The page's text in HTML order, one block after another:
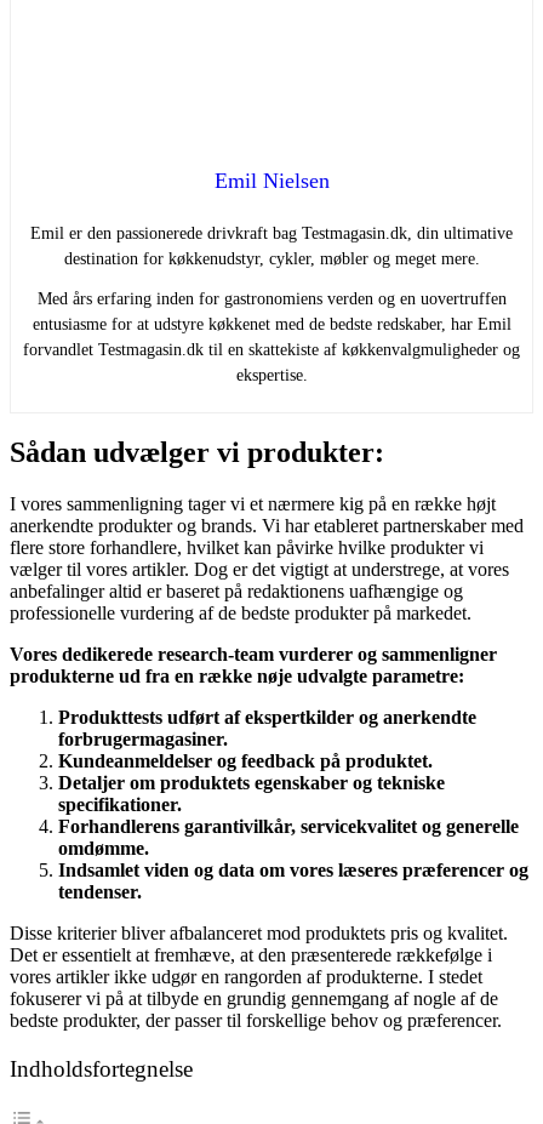
Emil Nielsen
Emil er den passionerede drivkraft bag Testmagasin.dk, din ultimative
destination for køkkenudstyr, cykler, møbler og meget mere.
Med års erfaring inden for gastronomiens verden og en uovertruffen
entusiasme for at udstyre køkkenet med de bedste redskaber, har Emil
forvandlet Testmagasin.dk til en skattekiste af køkkenvalgmuligheder og
ekspertise.
Sådan udvælger vi produkter:
I vores sammenligning tager vi et nærmere kig på en række højt
anerkendte produkter og brands. Vi har etableret partnerskaber med
flere store forhandlere, hvilket kan påvirke hvilke produkter vi
vælger til vores artikler. Dog er det vigtigt at understrege, at vores
anbefalinger altid er baseret på redaktionens uafhængige og
professionelle vurdering af de bedste produkter på markedet.
Vores dedikerede research-team vurderer og sammenligner
produkterne ud fra en række nøje udvalgte parametre:
Produkttests udført af ekspertkilder og anerkendte
forbrugermagasiner.
Kundeanmeldelser og feedback på produktet.
Detaljer om produktets egenskaber og tekniske
specifikationer.
Forhandlerens garantivilkår, servicekvalitet og generelle
omdømme.
Indsamlet viden og data om vores læseres præferencer og
tendenser.
Disse kriterier bliver afbalanceret mod produktets pris og kvalitet.
Det er essentielt at fremhæve, at den præsenterede rækkefølge i
vores artikler ikke udgør en rangorden af produkterne. I stedet
fokuserer vi på at tilbyde en grundig gennemgang af nogle af de
bedste produkter, der passer til forskellige behov og præferencer.
Indholdsfortegnelse